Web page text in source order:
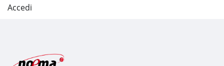
Accedi